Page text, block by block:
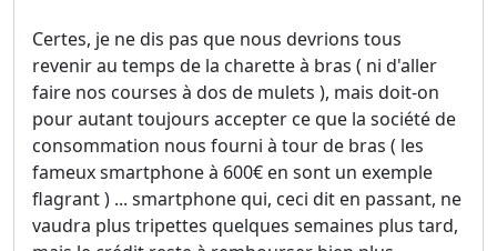
Certes, je ne dis pas que nous devrions tous
revenir au temps de la charette à bras ( ni d'aller
faire nos courses à dos de mulets ), mais doit-on
pour autant toujours accepter ce que la société de
consommation nous fourni à tour de bras ( les
fameux smartphone à 600€ en sont un exemple
flagrant ) ... smartphone qui, ceci dit en passant, ne
vaudra plus tripettes quelques semaines plus tard,